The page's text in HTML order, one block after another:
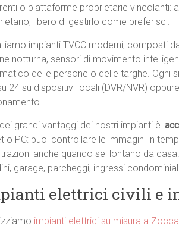
o piattaforme proprietarie vincolanti:
libero di gestirlo come preferisci.
impianti TVCC moderni, composti
notturna, sensori di movimento
delle persone o delle targhe. Ogni
24 su dispositivi locali (DVR/NVR)
grandi vantaggi dei nostri impianti è l
o PC: puoi controllare le immagini in
anche quando sei lontano da
garage, parcheggi, ingressi
elettrici civili e
impianti elettrici su misura a Zocca